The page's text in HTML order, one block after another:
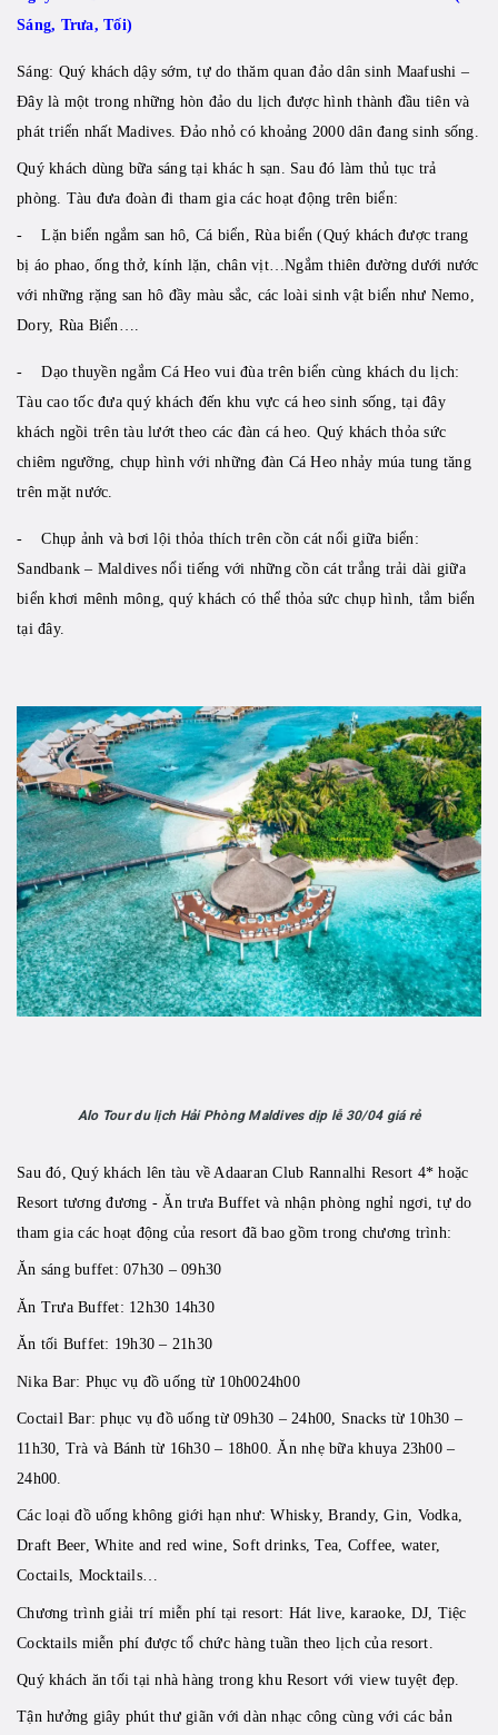
Sáng, Trưa, Tối)
Sáng: Quý khách dậy sớm, tự do thăm quan đảo dân sinh Maafushi –
Đây là một trong những hòn đảo du lịch được hình thành đầu tiên và
phát triển nhất Madives. Đảo nhỏ có khoảng 2000 dân đang sinh sống.
Quý khách dùng bữa sáng tại khác h sạn. Sau đó làm thủ tục trả
phòng. Tàu đưa đoàn đi tham gia các hoạt động trên biển:
- Lặn biển ngắm san hô, Cá biển, Rùa biển (Quý khách được trang
bị áo phao, ống thở, kính lặn, chân vịt…Ngắm thiên đường dưới nước
với những rặng san hô đầy màu sắc, các loài sinh vật biển như Nemo,
Dory, Rùa Biển….
- Dạo thuyền ngắm Cá Heo vui đùa trên biển cùng khách du lịch:
Tàu cao tốc đưa quý khách đến khu vực cá heo sinh sống, tại đây
khách ngồi trên tàu lướt theo các đàn cá heo. Quý khách thỏa sức
chiêm ngưỡng, chụp hình với những đàn Cá Heo nhảy múa tung tăng
trên mặt nước.
- Chụp ảnh và bơi lội thỏa thích trên cồn cát nổi giữa biển:
Sandbank – Maldives nổi tiếng với những cồn cát trắng trải dài giữa
biển khơi mênh mông, quý khách có thể thỏa sức chụp hình, tắm biển
tại đây.
Alo Tour du lịch Hải Phòng Maldives dịp lễ 30/04 giá rẻ
Sau đó, Quý khách lên tàu về Adaaran Club Rannalhi Resort 4* hoặc
Resort tương đương - Ăn trưa Buffet và nhận phòng nghỉ ngơi, tự do
tham gia các hoạt động của resort đã bao gồm trong chương trình:
Ăn sáng buffet: 07h30 – 09h30
Ăn Trưa Buffet: 12h30 14h30
Ăn tối Buffet: 19h30 – 21h30
Nika Bar: Phục vụ đồ uống từ 10h0024h00
Coctail Bar: phục vụ đồ uống từ 09h30 – 24h00, Snacks từ 10h30 –
11h30, Trà và Bánh từ 16h30 – 18h00. Ăn nhẹ bữa khuya 23h00 –
24h00.
Các loại đồ uống không giới hạn như: Whisky, Brandy, Gin, Vodka,
Draft Beer, White and red wine, Soft drinks, Tea, Coffee, water,
Coctails, Mocktails…
Chương trình giải trí miễn phí tại resort: Hát live, karaoke, DJ, Tiệc
Cocktails miễn phí được tổ chức hàng tuần theo lịch của resort.
Quý khách ăn tối tại nhà hàng trong khu Resort với view tuyệt đẹp.
Tận hưởng giây phút thư giãn với dàn nhạc công cùng với các bản